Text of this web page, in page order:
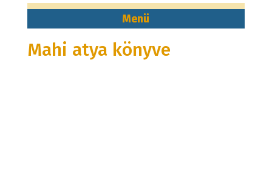
Mahi atya könyve